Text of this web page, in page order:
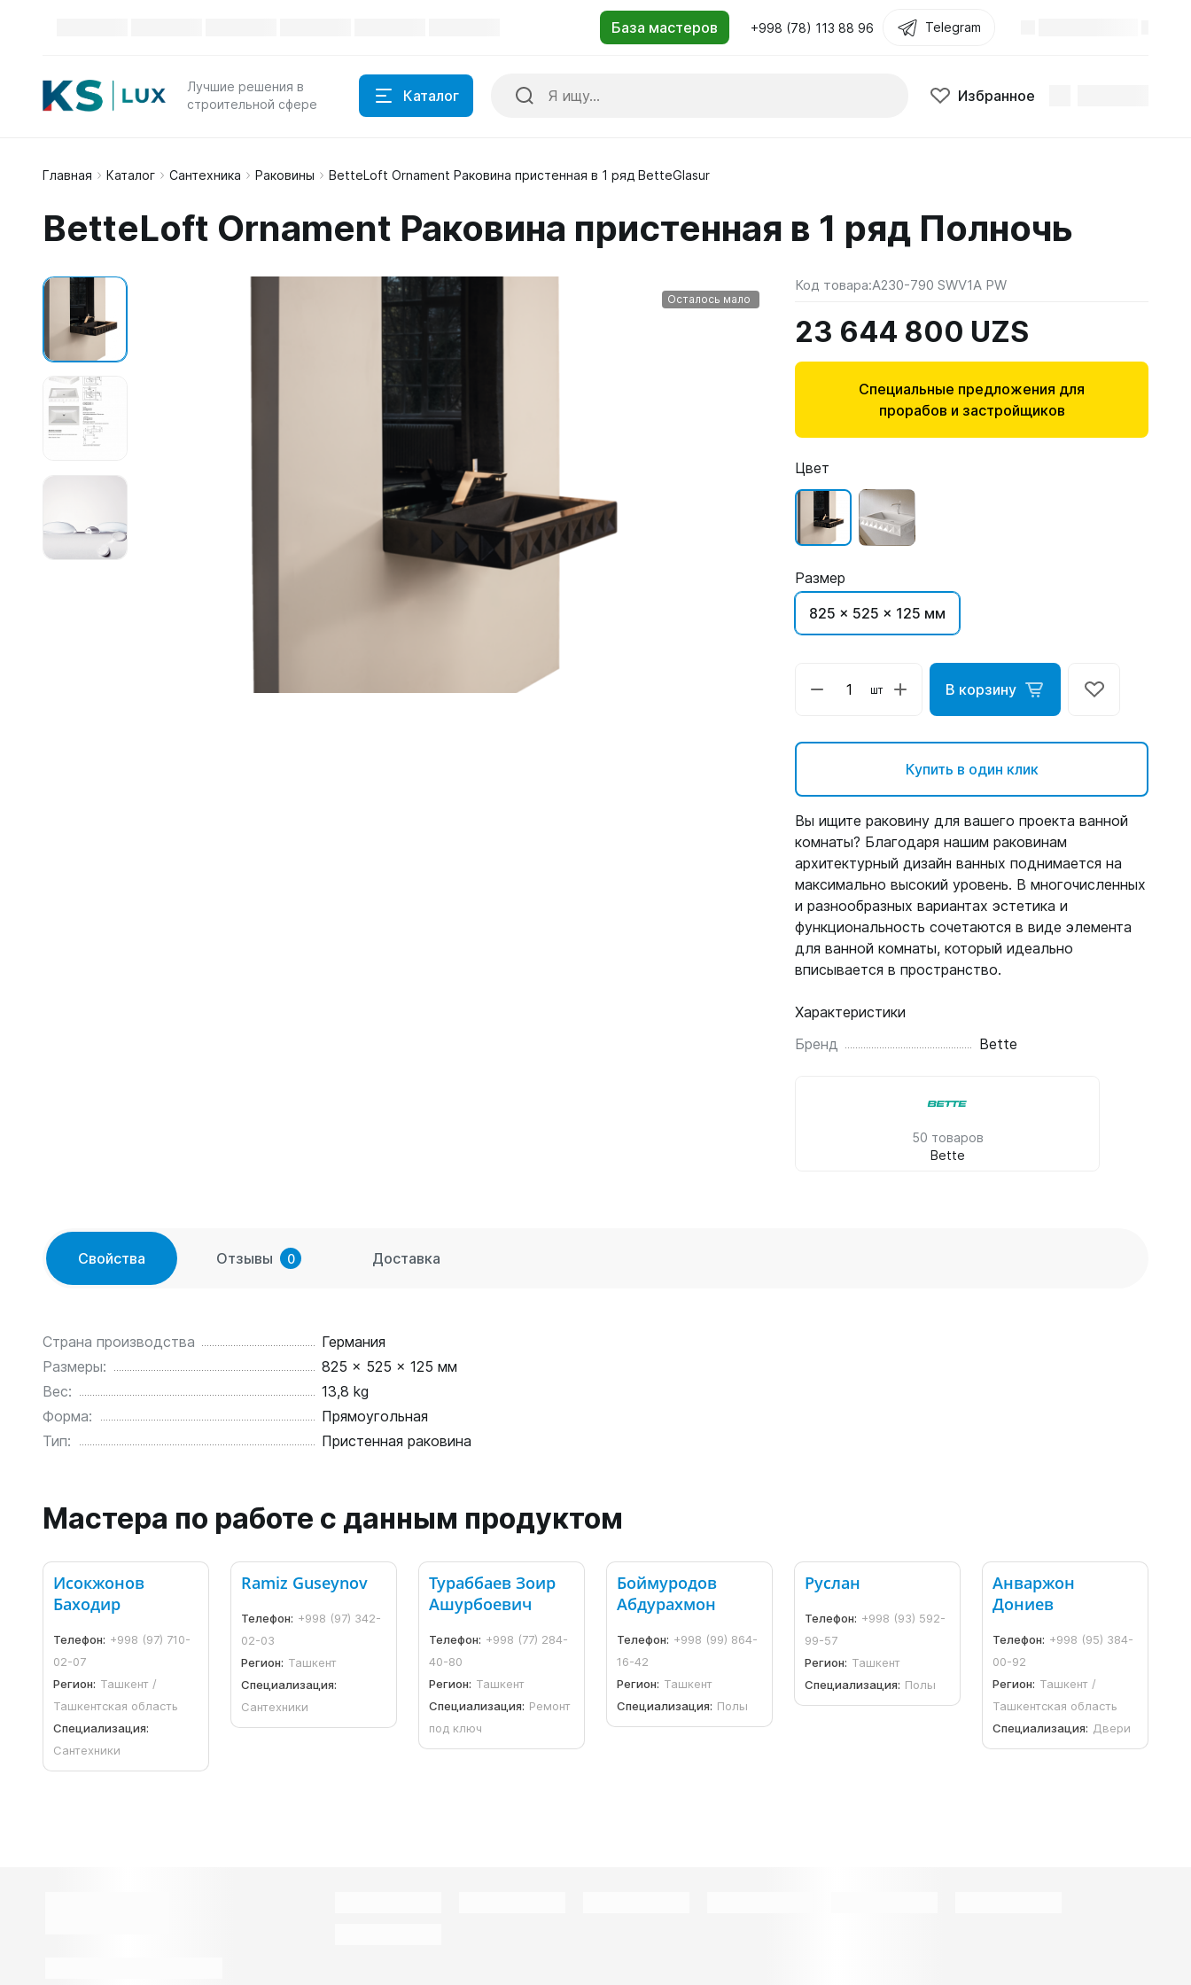
+998 (78) 113 88 96 Telegram
Лучшие решения в
строительной сфере
Каталог Избранное
Главная Каталог Сантехника Раковины BetteLoft Ornament Раковина пристенная в 1 ряд BetteGlasur
BetteLoft Ornament Раковина пристенная в 1 ряд Полночь
Осталось мало
Код товара:A230-790 SWV1A PW
23 644 800 UZS
Специальные предложения для
прорабов и застройщиков
Цвет
Размер
825 x 525 x 125 мм
шт В корзину
Купить в один клик
Вы ищите раковину для вашего проекта ванной
комнаты? Благодаря нашим раковинам
архитектурный дизайн ванных поднимается на
максимально высокий уровень. В многочисленных
и разнообразных вариантах эстетика и
функциональность сочетаются в виде элемента
для ванной комнаты, который идеально
вписывается в пространство.
Характеристики
Бренд
Bette
50 товаров
Bette
Свойства Отзывы 0 Доставка
Страна производства
Германия
Размеры:
825 x 525 x 125 мм
Вес:
13,8 kg
Форма:
Прямоугольная
Тип:
Пристенная раковина
Мастера по работе с данным продуктом
Исокжонов
Баходир
Телефон: +998 (97) 710-
02-07
Регион: Ташкент /
Ташкентская область
Специализация:
Сантехники
Ramiz Guseynov
Телефон: +998 (97) 342-
02-03
Регион: Ташкент
Специализация:
Сантехники
Тураббаев Зоир
Ашурбоевич
Телефон: +998 (77) 284-
40-80
Регион: Ташкент
Специализация: Ремонт
под ключ
Боймуродов
Абдурахмон
Телефон: +998 (99) 864-
16-42
Регион: Ташкент
Специализация: Полы
Руслан
Телефон: +998 (93) 592-
99-57
Регион: Ташкент
Специализация: Полы
Анваржон
Дониев
Телефон: +998 (95) 384-
00-92
Регион: Ташкент /
Ташкентская область
Специализация: Двери